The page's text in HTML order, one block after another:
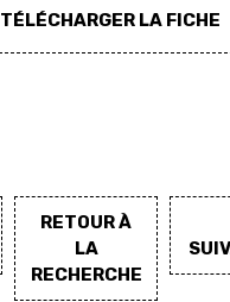
TÉLÉCHARGER LA FICHE
RETOUR À
LA
RECHERCHE